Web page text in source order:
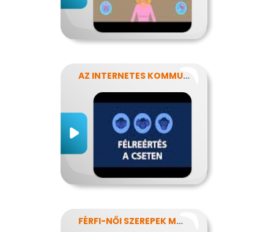
AZ INTERNETES KOMMUNIKÁCIÓ NÉHÁNY SAJÁTOSSÁGA
FÉRFI-NŐI SZEREPEK MODERN SZEMMEL